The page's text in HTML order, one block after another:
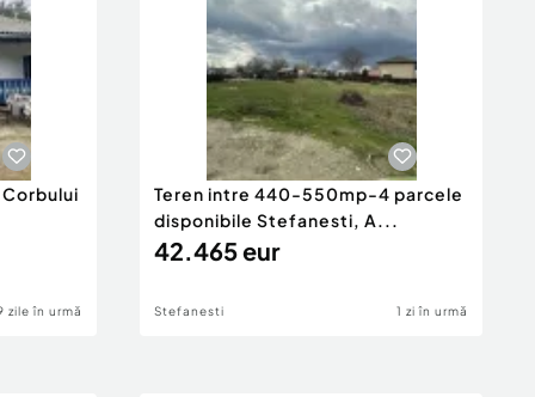
Corbului
zile în urmă
Teren intre 440-550mp-4 parcele
disponibile Stefanesti, A...
42.465 eur
Stefanesti 1 zi în urmă